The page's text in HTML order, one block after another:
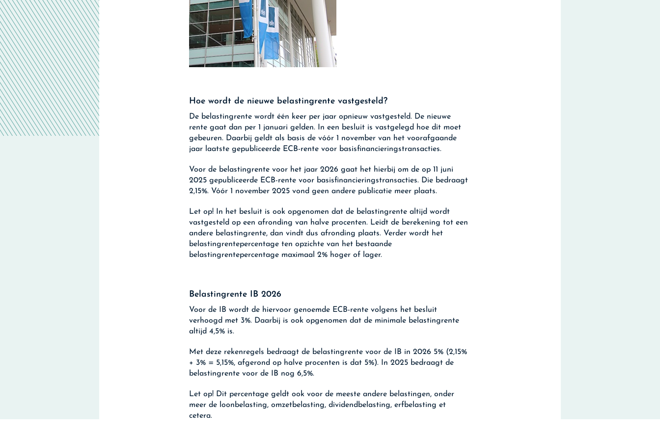
Hoe wordt de nieuwe belastingrente vastgesteld?
De belastingrente wordt één keer per jaar opnieuw vastgesteld. De nieuwe
rente gaat dan per 1 januari gelden. In een besluit is vastgelegd hoe dit moet
gebeuren. Daarbij geldt als basis de vóór 1 november van het voorafgaande
jaar laatste gepubliceerde ECB-rente voor basisfinancieringstransacties.
Voor de belastingrente voor het jaar 2026 gaat het hierbij om de op 11 juni
2025 gepubliceerde ECB-rente voor basisfinancieringstransacties. Die bedraagt
2,15%. Vóór 1 november 2025 vond geen andere publicatie meer plaats.
Let op! In het besluit is ook opgenomen dat de belastingrente altijd wordt
vastgesteld op een afronding van halve procenten. Leidt de berekening tot een
andere belastingrente, dan vindt dus afronding plaats. Verder wordt het
belastingrentepercentage ten opzichte van het bestaande
belastingrentepercentage maximaal 2% hoger of lager.
Belastingrente IB 2026
Voor de IB wordt de hiervoor genoemde ECB-rente volgens het besluit
verhoogd met 3%. Daarbij is ook opgenomen dat de minimale belastingrente
altijd 4,5% is.
Met deze rekenregels bedraagt de belastingrente voor de IB in 2026 5% (2,15%
+ 3% = 5,15%, afgerond op halve procenten is dat 5%). In 2025 bedraagt de
belastingrente voor de IB nog 6,5%.
Let op! Dit percentage geldt ook voor de meeste andere belastingen, onder
meer de loonbelasting, omzetbelasting, dividendbelasting, erfbelasting et
cetera.